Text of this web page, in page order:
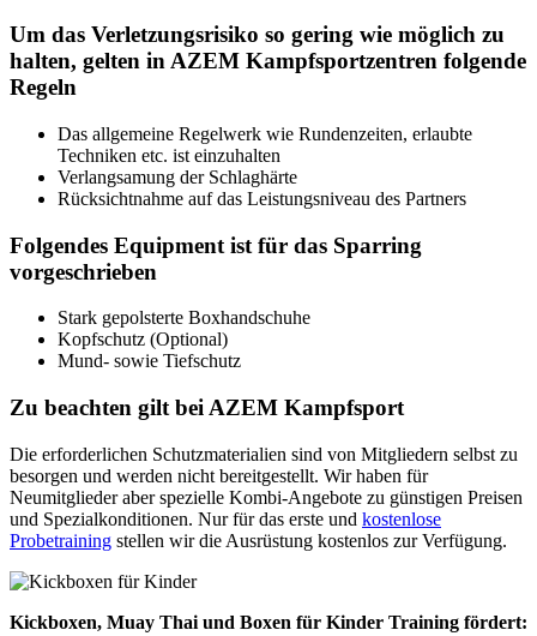
Um das Verletzungsrisiko so gering wie möglich zu
halten, gelten in AZEM Kampfsportzentren folgende
Regeln
Das allgemeine Regelwerk wie Rundenzeiten, erlaubte
Techniken etc. ist einzuhalten
Verlangsamung der Schlaghärte
Rücksichtnahme auf das Leistungsniveau des Partners
Folgendes Equipment ist für das Sparring
vorgeschrieben
Stark gepolsterte Boxhandschuhe
Kopfschutz (Optional)
Mund- sowie Tiefschutz
Zu beachten gilt bei AZEM Kampfsport
Die erforderlichen Schutzmaterialien sind von Mitgliedern selbst zu
besorgen und werden nicht bereitgestellt. Wir haben für
Neumitglieder aber spezielle Kombi-Angebote zu günstigen Preisen
und Spezialkonditionen. Nur für das erste und kostenlose
Probetraining stellen wir die Ausrüstung kostenlos zur Verfügung.
Kickboxen, Muay Thai und Boxen für Kinder Training fördert: